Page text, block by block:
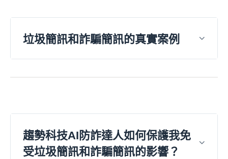
垃圾簡訊和詐騙簡訊的真實案例
趨勢科技AI防詐達人如何保護我免
受垃圾簡訊和詐騙簡訊的影響？